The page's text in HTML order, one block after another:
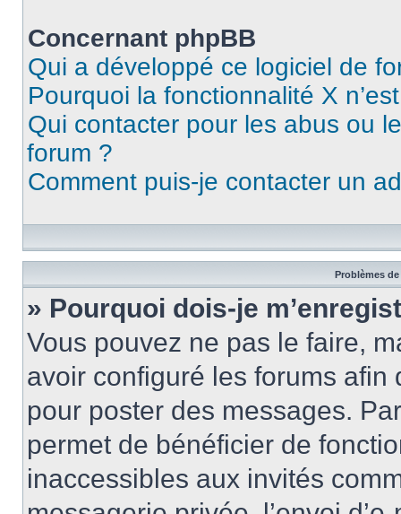
Concernant phpBB
Qui a développé ce logiciel de
Pourquoi la fonctionnalité X
Qui contacter pour les abus ou
forum ?
Comment puis-je contacter un
Problèmes
» Pourquoi dois-je
Vous pouvez ne pas le faire,
avoir configuré les forums afin
pour poster des messages.
permet de bénéficier de
inaccessibles aux invités